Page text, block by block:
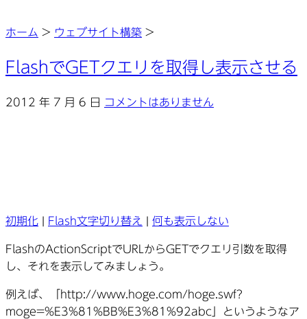
ホーム > ウェブサイト構築 >
FlashでGETクエリを取得し表示させる
2012 年 7 月 6 日 コメントはありません
初期化 Flash文字切り替え 何も表示しない
FlashのActionScriptでURLからGETでクエリ引数を取得
し、それを表示してみましょう。
例えば、「http://www.hoge.com/hoge.swf?
moge=%E3%81%BB%E3%81%92abc」というようなア